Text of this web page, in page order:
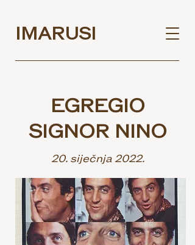
IMARUSI
EGREGIO
SIGNOR NINO
20. siječnja 2022.